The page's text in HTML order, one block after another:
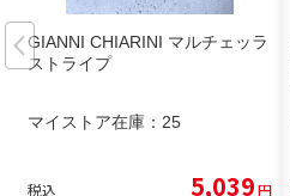
GIANNI CHIARINI マルチェッラ
ストライプ
マイストア在庫： 25
税込 5,039円